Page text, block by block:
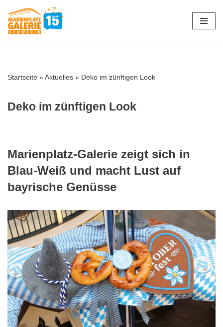
Zum
Startseite »Aktuelles » Deko im zünftigen Look
Deko im zünftigen Look
Marienplatz-Galerie zeigt sich in
Blau-Weiß und macht Lust auf
bayrische Genüsse